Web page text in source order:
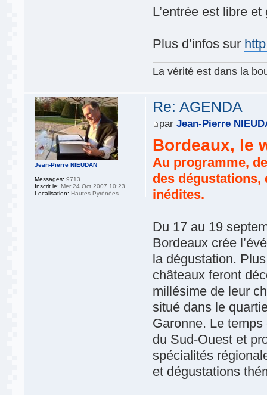
L’entrée est libre
Plus d’infos sur
La vérité est dans la
Re: AGENDA
parJean-Pierre
Bordeaux, le
Au programme,
des dégustations,
inédites.
Du 17 au 19
Bordeaux crée
la dégustation.
châteaux feront
millésime de leur
situé dans le
Garonne. Le temps
du Sud-Ouest et
spécialités
et dégustations
Jean-Pierre NIEUDAN
Messages: 9713
Inscrit le: Mer 24 Oct 2007 10:23
Localisation: Hautes Pyrénées